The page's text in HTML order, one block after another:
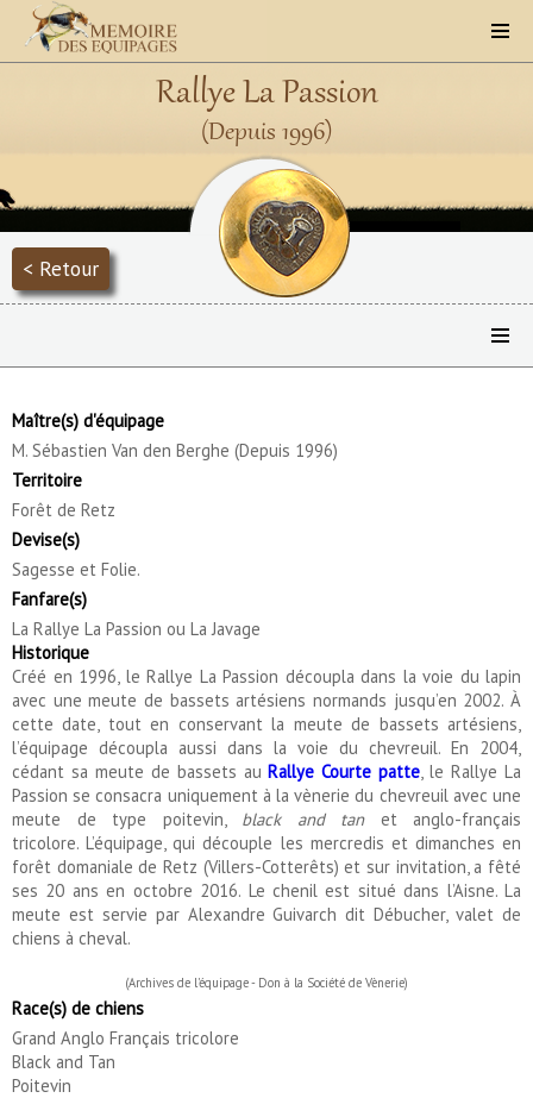
Rallye La Passion
(Depuis 1996)
< Retour
Maître(s) d'équipage
M. Sébastien Van den Berghe (Depuis 1996)
Territoire
Forêt de Retz
Devise(s)
Sagesse et Folie.
Fanfare(s)
La Rallye La Passion ou La Javage
Historique
Créé en 1996, le Rallye La Passion découpla dans la voie du lapin
avec une meute de bassets artésiens normands jusqu’en 2002. À
cette date, tout en conservant la meute de bassets artésiens,
l’équipage découpla aussi dans la voie du chevreuil. En 2004,
cédant sa meute de bassets auRallye Courte patte, le Rallye La
Passion se consacra uniquement à la vènerie du chevreuil avec une
meute de type poitevin, black and tan et anglo-français
tricolore. L’équipage, qui découple les mercredis et dimanches en
forêt domaniale de Retz (Villers-Cotterêts) et sur invitation, a fêté
ses 20 ans en octobre 2016. Le chenil est situé dans l’Aisne. La
meute est servie par Alexandre Guivarch dit Débucher, valet de
chiens à cheval.
(Archives de l'équipage - Don à la Société de Vènerie)
Race(s) de chiens
Grand Anglo Français tricolore
Black and Tan
Poitevin